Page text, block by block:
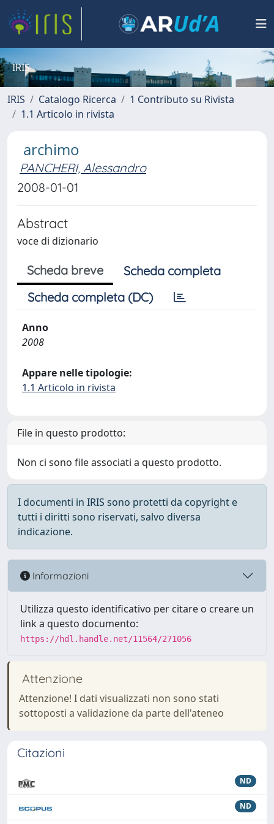
IRIS
IRIS Catalogo Ricerca
1 Contributo su Rivista
1.1 Articolo in rivista
archimo
PANCHERI, Alessandro
2008-01-01
Abstract
voce di dizionario
Scheda breve
Scheda completa
Scheda completa (DC)
Anno
2008
Appare nelle tipologie:
1.1 Articolo in rivista
File in questo prodotto:
Non ci sono file associati a questo prodotto.
I documenti in IRIS sono protetti da copyright e
tutti i diritti sono riservati, salvo diversa
indicazione.
Informazioni
Utilizza questo identificativo per citare o creare un
link a questo documento:
https://hdl.handle.net/11564/271056
Attenzione
Attenzione! I dati visualizzati non sono stati
sottoposti a validazione da parte dell'ateneo
Citazioni
ND
ND